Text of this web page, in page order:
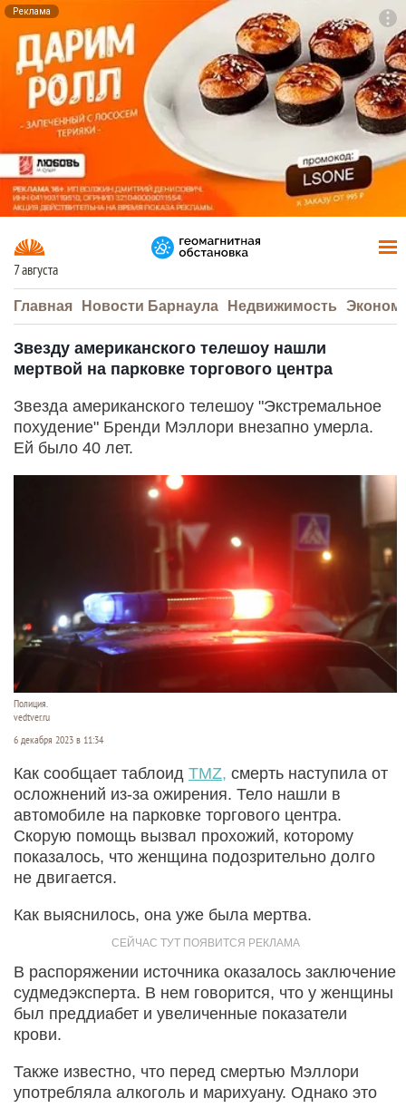
Реклама
7 августа
Главная Новости Барнаула Недвижимость
Звезду американского телешоу нашли
мертвой на парковке торгового центра
Звезда американского телешоу "Экстремальное
похудение" Бренди Мэллори внезапно умерла.
Ей было 40 лет.
Полиция.
vedtver.ru
6 декабря 2023 в 11:34
Как сообщает таблоид TMZ, смерть наступила от
осложнений из-за ожирения. Тело нашли в
автомобиле на парковке торгового центра.
Скорую помощь вызвал прохожий, которому
показалось, что женщина подозрительно долго
не двигается.
Как выяснилось, она уже была мертва.
В распоряжении источника оказалось заключение
судмедэксперта. В нем говорится, что у женщины
был преддиабет и увеличенные показатели
крови.
Также известно, что перед смертью Мэллори
употребляла алкоголь и марихуану. Однако это